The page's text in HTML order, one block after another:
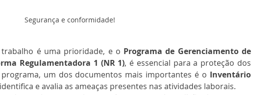
Segurança e conformidade!
é uma prioridade, e o Programa de Gerenciamento de
Regulamentadora 1 (NR 1), é essencial para a proteção dos
um dos documentos mais importantes é o Inventário
e avalia as ameaças presentes nas atividades laborais.